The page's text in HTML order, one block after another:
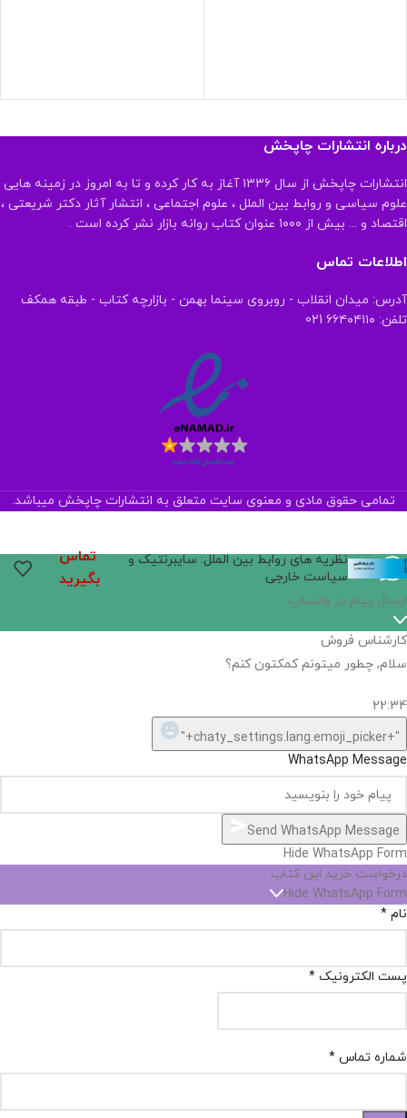
درباره انتشارات چاپخش
انتشارات چاپخش از سال ۱۳۳۶ آغاز به کار کرده و تا به امروز در زمینه هایی
علوم سیاسی و روابط بین الملل ، علوم اجتماعی ، انتشار آثار دکتر شریعتی ،
اقتصاد و ... بیش از ۱۰۰۰ عنوان کتاب روانه بازار نشر کرده است .
اطلاعات تماس
آدرس: میدان انقلاب - روبروی سینما بهمن - بازارچه کتاب - طبقه همکف
تلفن: ۶۶۴۰۴۱۱۰ 021
تمامی حقوق مادی و معنوی سایت متعلق به انتشارات چاپخش میباشد.
نظریه های روابط بین الملل: سایبرنتیک و
سیاست خارجی
تماس
بگیرید
ارسال پیام در واتساپ
کارشناس فروش
سلام, چطور میتونم کمکتون کنم؟
22:34
"+chaty_settings.lang.emoji_picker+"
WhatsApp Message
Send WhatsApp Message
Hide WhatsApp Form
درخواست خرید این کتاب
Hide WhatsApp Form
نام *
پست الکترونیک *
شماره تماس *